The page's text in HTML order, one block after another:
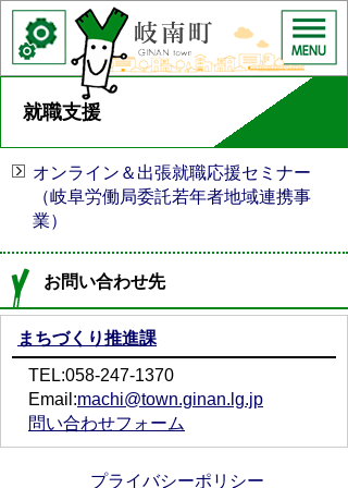
就職支援
オンライン＆出張就職応援セミナー
（岐阜労働局委託若年者地域連携事
業）
お問い合わせ先
まちづくり推進課
TEL:058-247-1370
Email:machi@town.ginan.lg.jp
問い合わせフォーム
プライバシーポリシー